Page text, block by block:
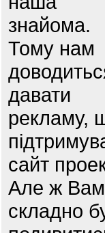
знайома.
Тому нам
давати
рекламу,
сайт
Але ж
складно